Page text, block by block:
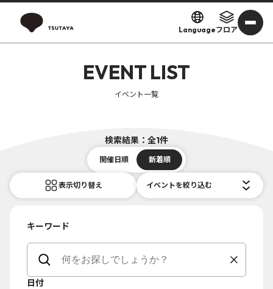
Languageフロア
EVENT LIST
イベント一覧
検索結果：全1件
開催日順 新着順
表示切り替え イベントを絞り込む
キーワード
日付